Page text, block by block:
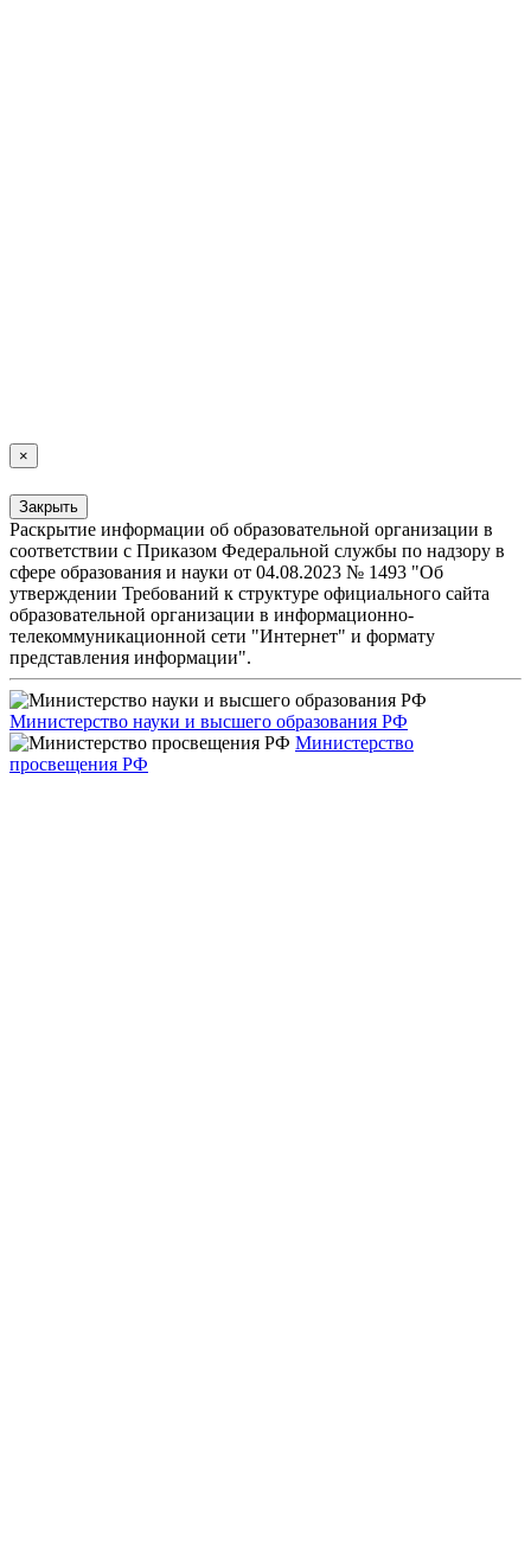
×
Закрыть
Раскрытие информации об образовательной организации в
соответствии с Приказом Федеральной службы по надзору в
сфере образования и науки от 04.08.2023 № 1493 "Об
утверждении Требований к структуре официального сайта
образовательной организации в информационно-
телекоммуникационной сети "Интернет" и формату
представления информации".
Министерство науки и высшего образования РФ
Министерство
просвещения РФ